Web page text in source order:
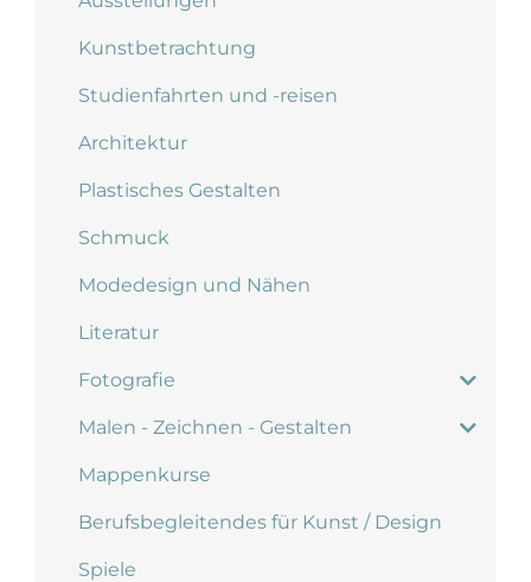
Kunstbetrachtung
Studienfahrten und -reisen
Architektur
Plastisches Gestalten
Schmuck
Modedesign und Nähen
Literatur
Fotografie
Malen - Zeichnen - Gestalten
Mappenkurse
Berufsbegleitendes für Kunst / Design
Spiele